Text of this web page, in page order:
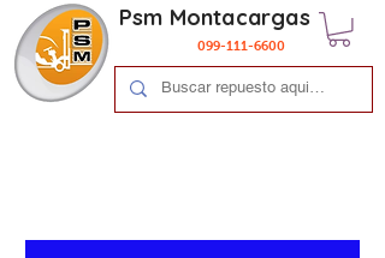
Psm Montacargas
099-111-6600